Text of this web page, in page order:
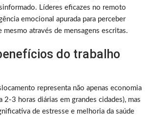
Líderes eficazes no remoto
emocional apurada para perceber
mesmo através de mensagens escritas.
do trabalho
representa não apenas economia
2-3 horas diárias em grandes cidades), mas
de estresse e melhoria da saúde